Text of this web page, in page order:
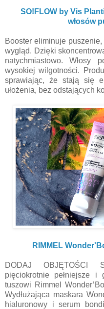
SO!FLOW by Vis
włosów
Booster eliminuje puszenie,
wygląd. Dzięki
natychmiastowo. Włosy
wysokiej wilgotności.
sprawiając, że stają się
ułożenia, bez odstających
RIMMEL
DODAJ OBJĘTOŚCI
pięciokrotnie pełniejsze i
tuszowi Rimmel
Wydłużająca maskara
hialuronowy i serum